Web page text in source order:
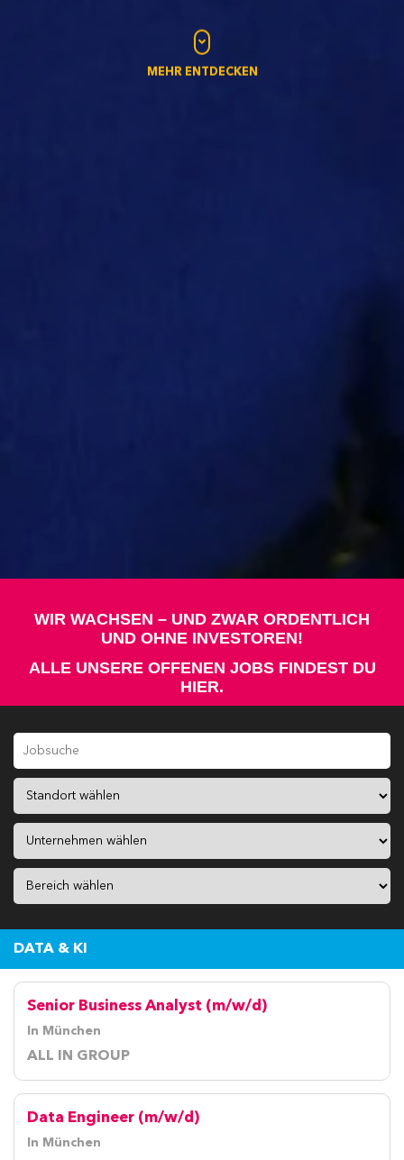
MEHR ENTDECKEN
WIR WACHSEN – UND ZWAR ORDENTLICH
UND OHNE INVESTOREN!
ALLE UNSERE OFFENEN JOBS FINDEST DU
HIER.
DATA & KI
Senior Business Analyst (m/w/d)
In München
ALL IN GROUP
Data Engineer (m/w/d)
In München